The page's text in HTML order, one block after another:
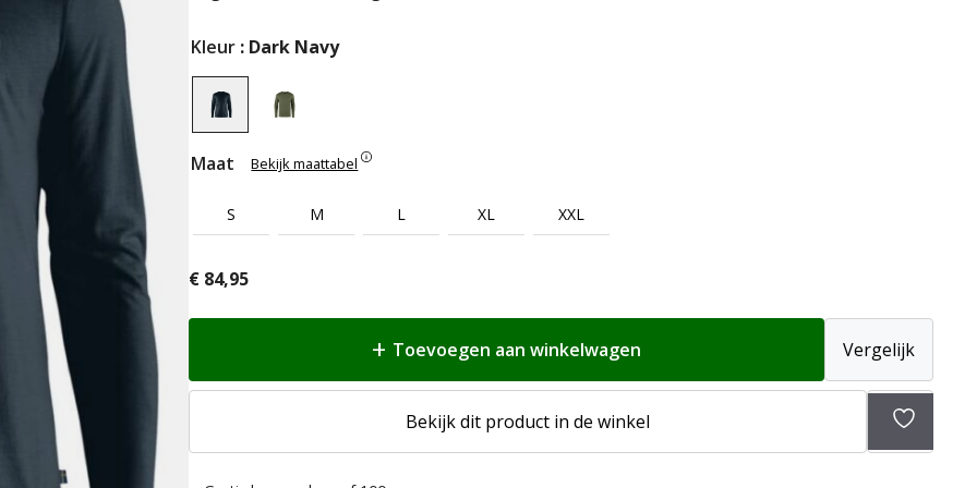
Kleur : Dark Navy
Maat Bekijk maattabel
S M L XL XXL
€ 84,95
Toevoegen aan winkelwagen Vergelijk
Bekijk dit product in de winkel